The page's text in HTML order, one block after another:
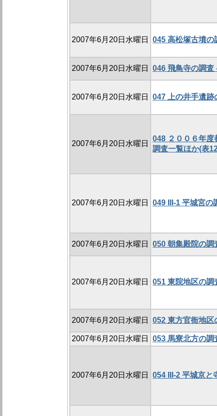
2007年6月20日水曜日 045 高松塚古墳の
2007年6月20日水曜日 046 飛鳥寺の調査
2007年6月20日水曜日 047 上の井手遺跡
2007年6月20日水曜日
048 ２００６年度
調査一覧ほか(表
2007年6月20日水曜日 049 III-1 平城宮の
2007年6月20日水曜日 050 朝集殿院の調
2007年6月20日水曜日 051 東院地区の調
2007年6月20日水曜日 052 東方官衙地区
2007年6月20日水曜日 053 馬寮北方の調
2007年6月20日水曜日 054 III-2 平城京と